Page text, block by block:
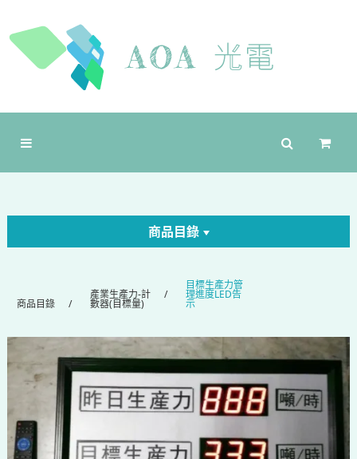
商品目錄
商品目錄
產業生產力-計
數器(目標量)
目標生產力管
理進度LED告
示